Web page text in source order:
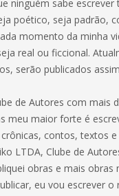
ninguém sabe
poético, seja padrão,
momento da minha
real ou ficcional.
serão publicados
de Autores com mais
meu maior forte é
contos, textos e
LTDA, Clube de
obras e mais
eu vou escrever o